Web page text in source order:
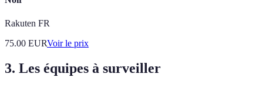
Rakuten FR
75.00 EURVoir le prix
3. Les équipes à surveiller